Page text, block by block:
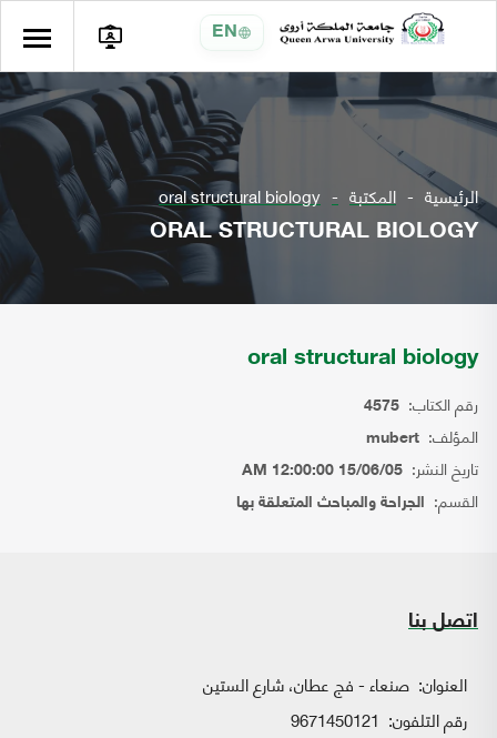
EN
الرئيسية المكتبة oral structural biology
ORAL STRUCTURAL BIOLOGY
oral structural biology
رقم الكتاب: 4575
المؤلف: mubert
تاريخ النشر: 15/06/05 12:00:00 AM
القسم: الجراحة والمباحث المتعلقة بها
اتصل بنا
العنوان: صنعاء - فج عطان، شارع الستين
رقم التلفون: 9671450121